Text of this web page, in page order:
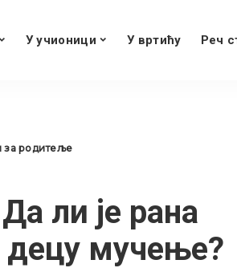
У учионици У вртићу Реч
за родитеље
ли је рана
децу мучење?